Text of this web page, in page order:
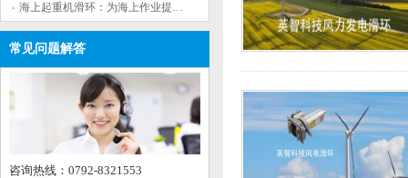
海上起重机滑环：为海上作业提供重要保障
常见问题解答
咨询热线：0792-8321553